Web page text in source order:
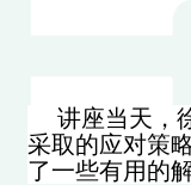
讲座当天，
采取的应对策
了一些有用的